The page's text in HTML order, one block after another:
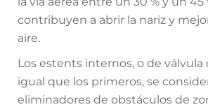
contribuyen a abrir la nariz y
aire.
Los estents internos, o de válvula
igual que los primeros, se
eliminadores de obstáculos de